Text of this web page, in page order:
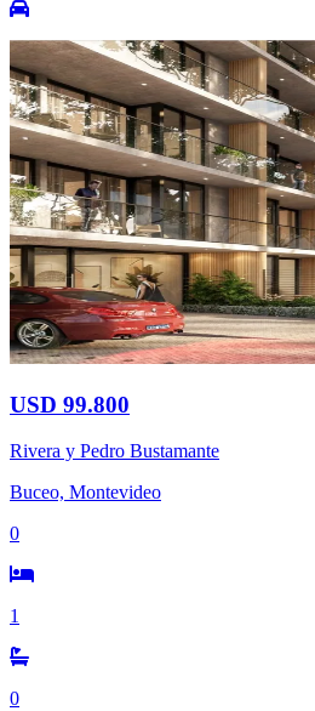
USD 99.800
Rivera y Pedro Bustamante
Buceo, Montevideo
0
1
0